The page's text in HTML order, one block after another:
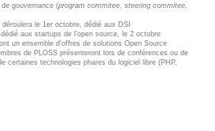
Applications métier
Dév Django social
Intranet métier
gouvernance (program commitee, steering commitee,
déroulera le 1er octobre, dédié aux DSI
dédié aux startups de l'open source, le 2 octobre
un ensemble d'offres de solutions Open Source
de PLOSS présenteront lors de conférences ou de
certaines technologies phares du logiciel libre (PHP,